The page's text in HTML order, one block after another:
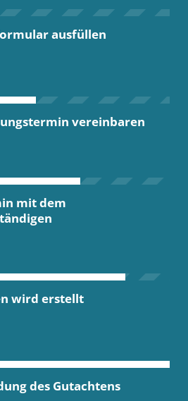
ausfüllen
vereinbaren
mit dem
wird erstellt
des Gutachtens